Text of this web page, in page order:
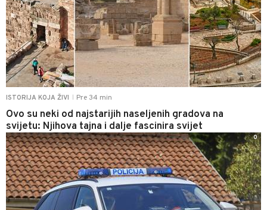
ISTORIJA KOJA ŽIVI Pre 34 min
Ovo su neki od najstarijih naseljenih gradova na
svijetu: Njihova tajna i dalje fascinira svijet
0